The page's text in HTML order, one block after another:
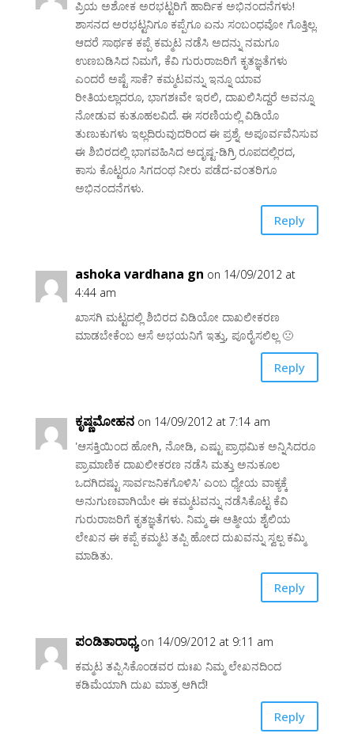
ಪ್ರಿಯ ಅಶೋಕ ಅರಭಟ್ಟರಿಗೆ ಹಾರ್ದಿಕ ಅಭಿನಂದನೆಗಳು!
ಶಾಸನದ ಅರಭಟ್ಟನಿಗೂ ಕಪ್ಪೆಗೂ ಏನು ಸಂಬಂಧವೋ ಗೊತ್ತಿಲ್ಲ.
ಆದರೆ ಸಾರ್ಥಕ ಕಪ್ಪೆ ಕಮ್ಮಟ ನಡೆಸಿ ಅದನ್ನು ನಮಗೂ
ಉಣಬಡಿಸಿದ ನಿಮಗೆ, ಕೆವಿ ಗುರುರಾಜರಿಗೆ ಕೃತಜ್ಞತೆಗಳು
ಎಂದರೆ ಅಷ್ಟೆ ಸಾಕೆ? ಕಮ್ಮಟವನ್ನು ಇನ್ನೂ ಯಾವ
ರೀತಿಯಲ್ಲಾದರೂ, ಭಾಗಶಃವೇ ಇರಲಿ, ದಾಖಲಿಸಿದ್ದರೆ ಅವನ್ನೂ
ನೋಡುವ ಕುತೂಹಲವಿದೆ. ಈ ಸರಣಿಯಲ್ಲಿ ವಿಡಿಯೊ
ತುಣುಕುಗಳು ಇಲ್ಲದಿರುವುದರಿಂದ ಈ ಪ್ರಶ್ನೆ. ಅಪೂರ್ವವೆನಿಸುವ
ಈ ಶಿಬಿರದಲ್ಲಿ ಭಾಗವಹಿಸಿದ ಅದೃಷ್ಟ-ಡಿಗ್ರಿ ರೂಪದಲ್ಲಿರದ,
ಕಾಸು ಕೊಟ್ಟರೂ ಸಿಗದಂಥ ನೀರು ಪಡೆದ-ವಂತರಿಗೂ
ಅಭಿನಂದನೆಗಳು.
Reply
ashoka vardhana gn on 14/09/2012 at
4:44 am
ಖಾಸಗಿ ಮಟ್ಟದಲ್ಲಿ ಶಿಬಿರದ ವಿಡಿಯೋ ದಾಖಲೀಕರಣ
ಮಾಡಬೇಕೆಂಬ ಆಸೆ ಅಭಯನಿಗೆ ಇತ್ತು, ಪೂರೈಸಲಿಲ್ಲ 🙁
Reply
ಕೃಷ್ಣಮೋಹನ on 14/09/2012 at 7:14 am
'ಆಸಕ್ತಿಯಿಂದ ಹೋಗಿ, ನೋಡಿ, ಎಷ್ಟು ಪ್ರಾಥಮಿಕ ಅನ್ನಿಸಿದರೂ
ಪ್ರಾಮಾಣಿಕ ದಾಖಲೀಕರಣ ನಡೆಸಿ ಮತ್ತು ಅನುಕೂಲ
ಒದಗಿದಷ್ಟು ಸಾರ್ವಜನಿಕಗೊಳಿಸಿ' ಎಂಬ ಧ್ಯೇಯ ವಾಕ್ಯಕ್ಕೆ
ಅನುಗುಣವಾಗಿಯೇ ಈ ಕಮ್ಮಟವನ್ನು ನಡೆಸಿಕೊಟ್ಟ ಕೆವಿ
ಗುರುರಾಜರಿಗೆ ಕೃತಜ್ಞತೆಗಳು. ನಿಮ್ಮ ಈ ಆತ್ಮೀಯ ಶೈಲಿಯ
ಲೇಖನ ಈ ಕಪ್ಪೆ ಕಮ್ಮಟ ತಪ್ಪಿ ಹೋದ ದುಖವನ್ನು ಸ್ವಲ್ಪ ಕಮ್ಮಿ
ಮಾಡಿತು.
Reply
ಪಂಡಿತಾರಾಧ್ಯ on 14/09/2012 at 9:11 am
ಕಮ್ಮಟ ತಪ್ಪಿಸಿಕೊಂಡವರ ದುಃಖ ನಿಮ್ಮ ಲೇಖನದಿಂದ
ಕಡಿಮೆಯಾಗಿ ದುಖ ಮಾತ್ರ ಆಗಿದೆ!
Reply